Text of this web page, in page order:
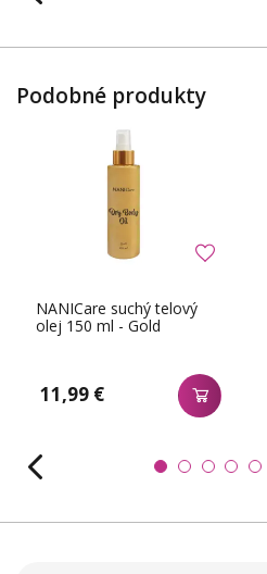
Podobné produkty
NANICare suchý telový
olej 150 ml - Gold
11,99 €